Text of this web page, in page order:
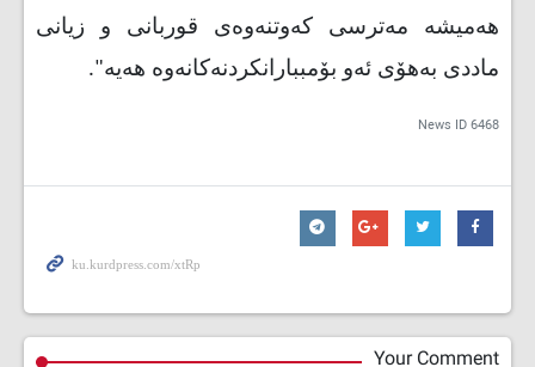
هەمیشە مەترسی کەوتنەوەی قوربانی و زیانی
ماددی بەهۆی ئەو بۆمببارانکردنەکانەوە هەیە".
News ID6468
Your Comment